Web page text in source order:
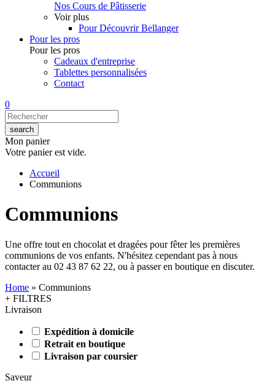
Nos Cours de Pâtisserie
Voir plus
Pour Découvrir Bellanger
Pour les pros
Pour les pros
Cadeaux d'entreprise
Tablettes personnalisées
Contact
0
Mon panier
Votre panier est vide.
Accueil
Communions
Communions
Une offre tout en chocolat et dragées pour fêter les premières
communions de vos enfants. N'hésitez cependant pas à nous
contacter au 02 43 87 62 22, ou à passer en boutique en discuter.
Home » Communions
+ FILTRES
Livraison
Expédition à domicile
Retrait en boutique
Livraison par coursier
Saveur